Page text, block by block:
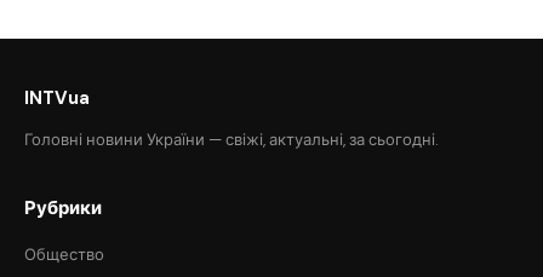
INTVua
Головні новини України — свіжі, актуальні, за сьогодні.
Рубрики
Общество